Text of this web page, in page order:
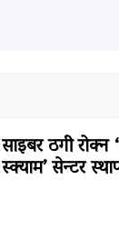
साइबर ठगी रोक्न
स्क्याम’ सेन्टर